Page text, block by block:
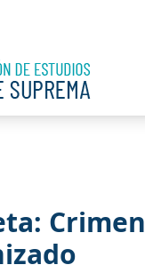
Crimen